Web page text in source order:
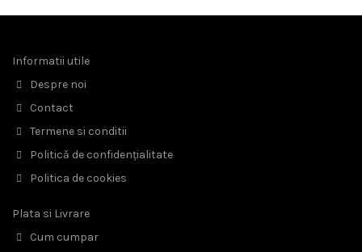
Informatii utile
Despre noi
Contact
Termene si conditii
Politică de confidențialitate
Politica de cookies
Plata si Livrare
Cum cumpar